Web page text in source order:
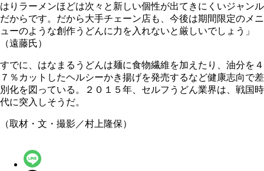
はりラーメンほどは次々と新しい個性が出てきにくいジャンル
だからです。だから大手チェーン店も、今後は期間限定のメニ
ューのような創作うどんに力を入れないと厳しいでしょう」
（遠藤氏）
すでに、はなまるうどんは麺に食物繊維を加えたり、油分を４
７％カットしたヘルシーかき揚げを発売するなど健康志向で差
別化を図っている。２０１５年、セルフうどん業界は、戦国時
代に突入しそうだ。
（取材・文・撮影／村上隆保）